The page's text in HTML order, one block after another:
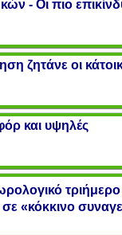
- Οι πιο
ζητάνε οι
και υψηλές
τριήμερο
σε «κόκκινο